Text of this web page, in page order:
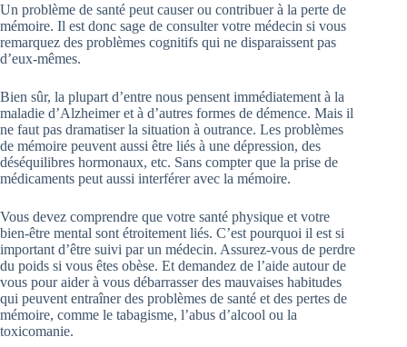
Un problème de santé peut causer ou contribuer à la perte de
mémoire. Il est donc sage de consulter votre médecin si vous
remarquez des problèmes cognitifs qui ne disparaissent pas
d’eux-mêmes.
Bien sûr, la plupart d’entre nous pensent immédiatement à la
maladie d’Alzheimer et à d’autres formes de démence. Mais il
ne faut pas dramatiser la situation à outrance. Les problèmes
de mémoire peuvent aussi être liés à une dépression, des
déséquilibres hormonaux, etc. Sans compter que la prise de
médicaments peut aussi interférer avec la mémoire.
Vous devez comprendre que votre santé physique et votre
bien-être mental sont étroitement liés. C’est pourquoi il est si
important d’être suivi par un médecin. Assurez-vous de perdre
du poids si vous êtes obèse. Et demandez de l’aide autour de
vous pour aider à vous débarrasser des mauvaises habitudes
qui peuvent entraîner des problèmes de santé et des pertes de
mémoire, comme le tabagisme, l’abus d’alcool ou la
toxicomanie.